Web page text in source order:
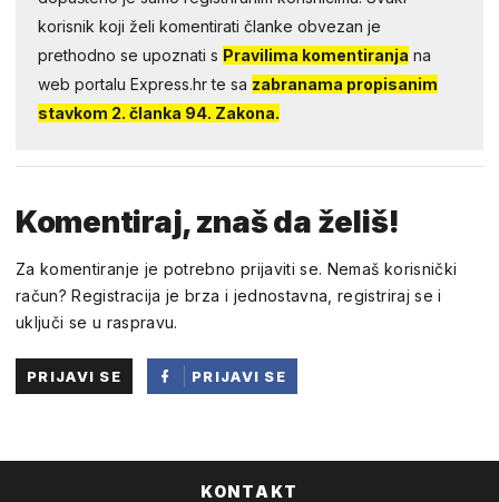
korisnik koji želi komentirati članke obvezan je
prethodno se upoznati s Pravilima komentiranja na
web portalu Express.hr te sa zabranama propisanim
stavkom 2. članka 94. Zakona.
Komentiraj, znaš da želiš!
Za komentiranje je potrebno prijaviti se. Nemaš korisnički
račun? Registracija je brza i jednostavna, registriraj se i
uključi se u raspravu.
PRIJAVI SE
PRIJAVI SE
KONTAKT